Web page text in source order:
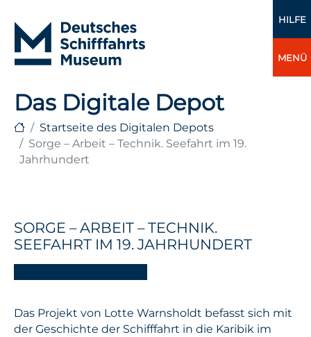
HILFE
MENÜ
Das Digitale Depot
Startseite des Digitalen Depots
Sorge – Arbeit – Technik. Seefahrt im 19.
Jahrhundert
SORGE – ARBEIT – TECHNIK.
SEEFAHRT IM 19. JAHRHUNDERT
Das Projekt von Lotte Warnsholdt befasst sich mit
der Geschichte der Schifffahrt in die Karibik im